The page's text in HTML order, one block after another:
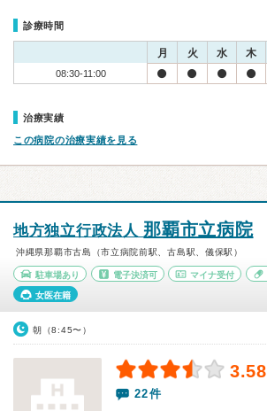
診療時間
月 火 水 木
08:30-11:00
治療実績
この病院の治療実績を見る
地方独立行政法人那覇市立病院
沖縄県那覇市古島（市立病院前駅、古島駅、儀保駅）
駐車場あり 電子決済可 マイナ受付
女医在籍
朝（8:45〜）
3.58
22件